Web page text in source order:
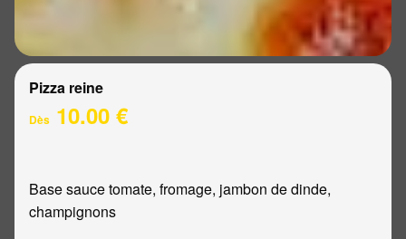
Pizza reine
Dès 10.00 €
Base sauce tomate, fromage, jambon de dinde,
champignons